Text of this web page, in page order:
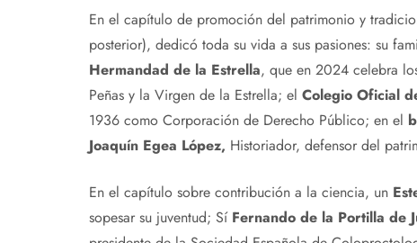
En el capítulo de promoción del patrimonio y
posterior), dedicó toda su vida a sus pasiones: su
Hermandad de la Estrella, que en 2024 celebra
Peñas y la Virgen de la Estrella; el Colegio Oficial
1936 como Corporación de Derecho Público; en el
Joaquín Egea López, Historiador, defensor del
En el capítulo sobre contribución a la ciencia, un
sopesar su juventud; Sí Fernando de la Portilla de